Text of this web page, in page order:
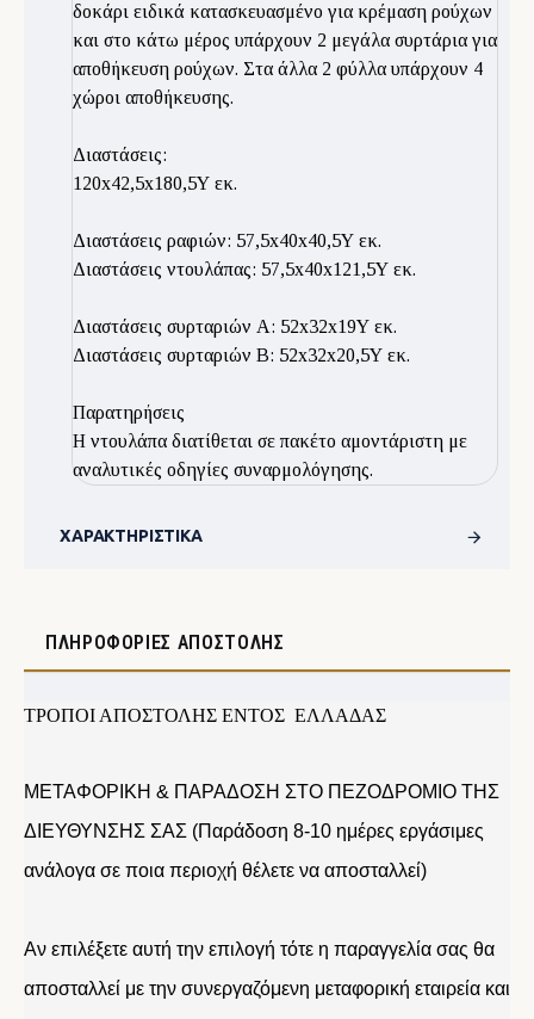
δοκάρι ειδικά κατασκευασμένο για κρέμαση ρούχων
και στο κάτω μέρος υπάρχουν 2 μεγάλα συρτάρια για
αποθήκευση ρούχων. Στα άλλα 2 φύλλα υπάρχουν 4
χώροι αποθήκευσης.
Διαστάσεις:
120x42,5x180,5Υ εκ.
Διαστάσεις ραφιών: 57,5x40x40,5Υ εκ.
Διαστάσεις ντουλάπας: 57,5x40x121,5Υ εκ.
Διαστάσεις συρταριών Α: 52x32x19Υ εκ.
Διαστάσεις συρταριών Β: 52x32x20,5Υ εκ.
Παρατηρήσεις
Η ντουλάπα διατίθεται σε πακέτο αμοντάριστη με
αναλυτικές οδηγίες συναρμολόγησης.
ΧΑΡΑΚΤΗΡΙΣΤΙΚΆ
ΠΛΗΡΟΦΟΡΊΕΣ ΑΠΟΣΤΟΛΉΣ
ΤΡΟΠΟΙ ΑΠΟΣΤΟΛΗΣ ΕΝΤΟΣ ΕΛΛΑΔΑΣ
ΜΕΤΑΦΟΡΙΚΗ & ΠΑΡΑΔΟΣΗ ΣΤΟ ΠΕΖΟΔΡΟΜΙΟ ΤΗΣ
ΔΙΕΥΘΥΝΣΗΣ ΣΑΣ (Παράδοση 8-10 ημέρες εργάσιμες
ανάλογα σε ποια περιοχή θέλετε να αποσταλλεί)
Αν επιλέξετε αυτή την επιλογή τότε η παραγγελία σας θα
αποσταλλεί με την συνεργαζόμενη μεταφορική εταιρεία και